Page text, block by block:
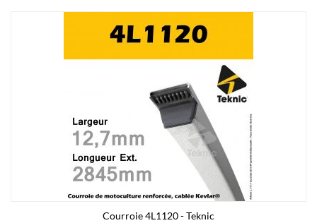
Courroie 4L1120 - Teknic